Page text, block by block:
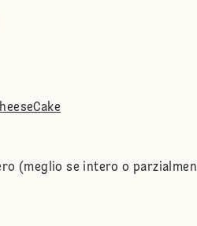
(meglio se intero o parzialmen